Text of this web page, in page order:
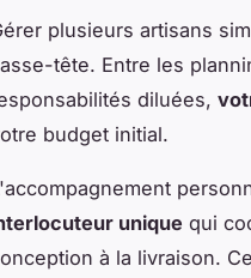
plusieurs artisans
tête. Entre les
diluées,
budget initial.
unique qui
à la livraison.